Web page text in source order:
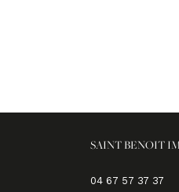
SAINT BENOIT
04 67 57 37 37